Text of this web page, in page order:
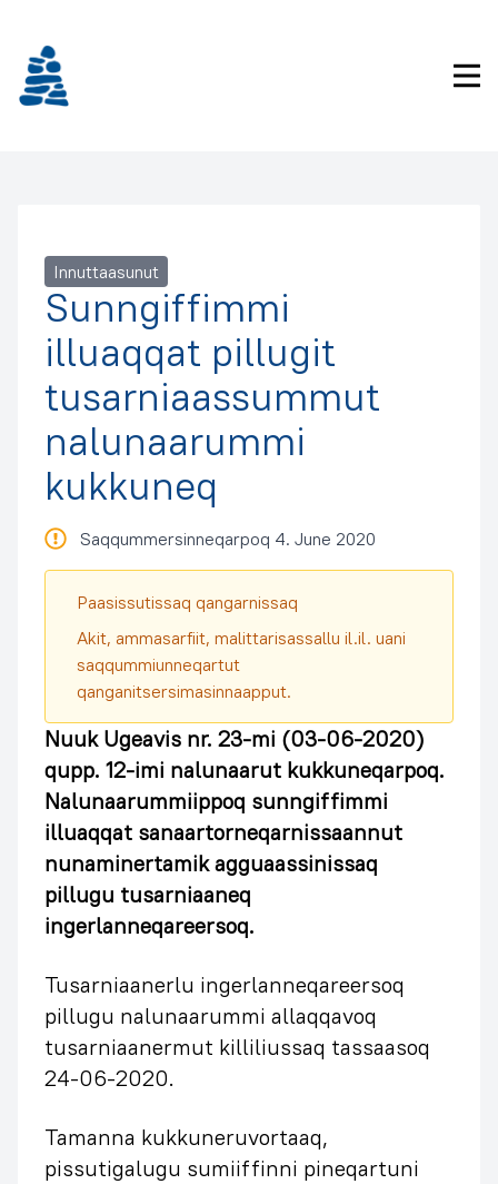
Innuttaasunut
Sunngiffimmi
illuaqqat pillugit
tusarniaassummut
nalunaarummi
kukkuneq
Saqqummersinneqarpoq 4. June 2020
Paasissutissaq qangarnissaq
Akit, ammasarfiit, malittarisassallu il.il. uani
saqqummiunneqartut
qanganitsersimasinnaapput.
Nuuk Ugeavis nr. 23-mi (03-06-2020)
qupp. 12-imi nalunaarut kukkuneqarpoq.
Nalunaarummiippoq sunngiffimmi
illuaqqat sanaartorneqarnissaannut
nunaminertamik agguaassinissaq
pillugu tusarniaaneq
ingerlanneqareersoq.
Tusarniaanerlu ingerlanneqareersoq
pillugu nalunaarummi allaqqavoq
tusarniaanermut killiliussaq tassaasoq
24-06-2020.
Tamanna kukkuneruvortaaq,
pissutigalugu sumiiffinni pineqartuni